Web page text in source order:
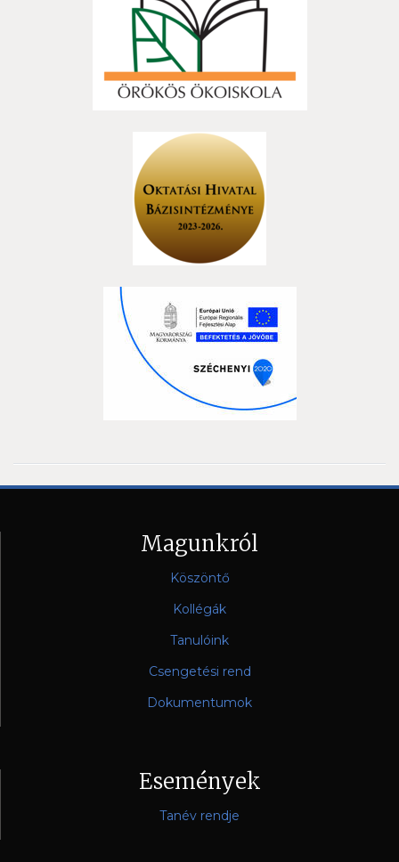
Magunkról
Köszöntő
Kollégák
Tanulóink
Csengetési rend
Dokumentumok
Események
Tanév rendje